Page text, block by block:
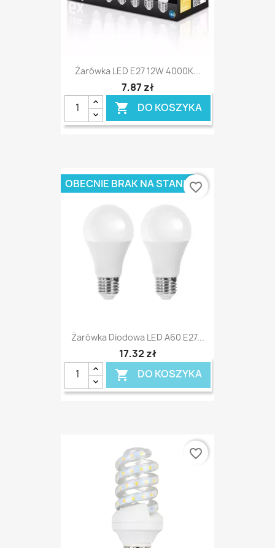
Żarówka LED E27 12W 4000K...
7,87 zł
 DO KOSZYKA
Żarówka Diodowa LED A60 E27...
17,32 zł
 DO KOSZYKA
OBECNIE BRAK NA STANIEfavorite_border
favorite_border